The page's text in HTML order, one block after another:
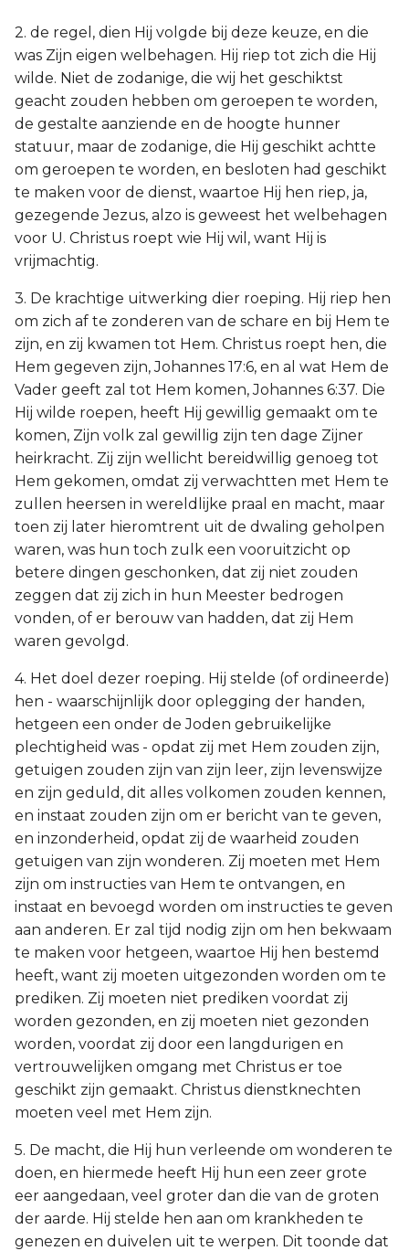
2. de regel, dien Hij volgde bij deze keuze, en die
was Zijn eigen welbehagen. Hij riep tot zich die Hij
wilde. Niet de zodanige, die wij het geschiktst
geacht zouden hebben om geroepen te worden,
de gestalte aanziende en de hoogte hunner
statuur, maar de zodanige, die Hij geschikt achtte
om geroepen te worden, en besloten had geschikt
te maken voor de dienst, waartoe Hij hen riep, ja,
gezegende Jezus, alzo is geweest het welbehagen
voor U. Christus roept wie Hij wil, want Hij is
vrijmachtig.
3. De krachtige uitwerking dier roeping. Hij riep hen
om zich af te zonderen van de schare en bij Hem te
zijn, en zij kwamen tot Hem. Christus roept hen, die
Hem gegeven zijn, Johannes 17:6, en al wat Hem de
Vader geeft zal tot Hem komen, Johannes 6:37. Die
Hij wilde roepen, heeft Hij gewillig gemaakt om te
komen, Zijn volk zal gewillig zijn ten dage Zijner
heirkracht. Zij zijn wellicht bereidwillig genoeg tot
Hem gekomen, omdat zij verwachtten met Hem te
zullen heersen in wereldlijke praal en macht, maar
toen zij later hieromtrent uit de dwaling geholpen
waren, was hun toch zulk een vooruitzicht op
betere dingen geschonken, dat zij niet zouden
zeggen dat zij zich in hun Meester bedrogen
vonden, of er berouw van hadden, dat zij Hem
waren gevolgd.
4. Het doel dezer roeping. Hij stelde (of ordineerde)
hen - waarschijnlijk door oplegging der handen,
hetgeen een onder de Joden gebruikelijke
plechtigheid was - opdat zij met Hem zouden zijn,
getuigen zouden zijn van zijn leer, zijn levenswijze
en zijn geduld, dit alles volkomen zouden kennen,
en instaat zouden zijn om er bericht van te geven,
en inzonderheid, opdat zij de waarheid zouden
getuigen van zijn wonderen. Zij moeten met Hem
zijn om instructies van Hem te ontvangen, en
instaat en bevoegd worden om instructies te geven
aan anderen. Er zal tijd nodig zijn om hen bekwaam
te maken voor hetgeen, waartoe Hij hen bestemd
heeft, want zij moeten uitgezonden worden om te
prediken. Zij moeten niet prediken voordat zij
worden gezonden, en zij moeten niet gezonden
worden, voordat zij door een langdurigen en
vertrouwelijken omgang met Christus er toe
geschikt zijn gemaakt. Christus dienstknechten
moeten veel met Hem zijn.
5. De macht, die Hij hun verleende om wonderen te
doen, en hiermede heeft Hij hun een zeer grote
eer aangedaan, veel groter dan die van de groten
der aarde. Hij stelde hen aan om krankheden te
genezen en duivelen uit te werpen. Dit toonde dat